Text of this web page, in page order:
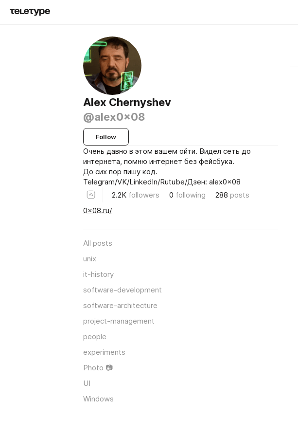
Alex Chernyshev
@alex0x08
Follow
Очень давно в этом вашем ойти. Видел сеть до
интернета, помню интернет без фейсбука.
До сих пор пишу код.
Telegram/VK/LinkedIn/Rutube/Дзен: alex0x08
2.2K followers 0 following 288 posts
0x08.ru/
All posts
unix
it-history
software-development
software-architecture
project-management
people
experiments
Photo 📷
UI
Windows